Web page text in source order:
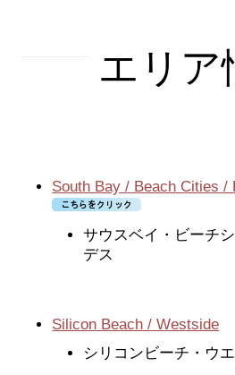
ステージング
売却ガイド動画
買い替え
購入
購入ガイド
エリア
South Bay / Beach Cities /
サウスベイ・ビーチ
デス
Silicon Beach / Westside
シリコンビーチ・ウ